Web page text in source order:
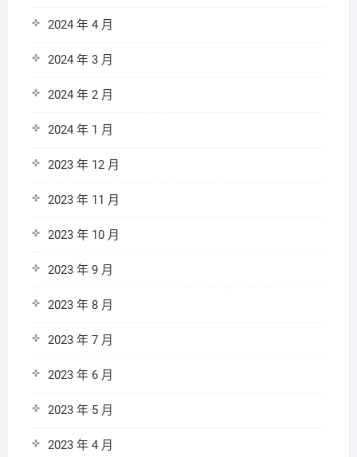
2024 年 4 月
2024 年 3 月
2024 年 2 月
2024 年 1 月
2023 年 12 月
2023 年 11 月
2023 年 10 月
2023 年 9 月
2023 年 8 月
2023 年 7 月
2023 年 6 月
2023 年 5 月
2023 年 4 月